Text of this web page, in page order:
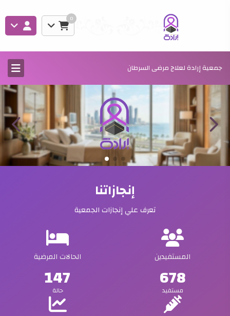
0
جمعية إرادة لعلاج مرضى السرطان
إنجازاتنا
تعرف علي إنجازات الجمعية
المستفيدين
678
مستفيد
الحالات المرضية
147
حالة